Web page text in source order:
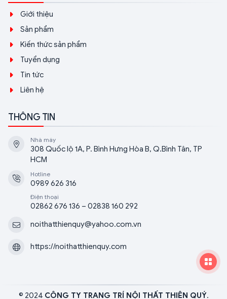
Giới thiệu
Sản phẩm
Kiến thức sản phẩm
Tuyển dụng
Tin tức
Liên hệ
THÔNG TIN
Nhà máy
308 Quốc lộ 1A, P. Bình Hưng Hòa B, Q.Bình Tân, TP
HCM
Hotline
0989 626 316
Điện thoại
02862 676 136 – 02838 160 292
noithatthienquy@yahoo.com.vn
https://noithatthienquy.com
© 2024 CÔNG TY TRANG TRÍ NỘI THẤT THIÊN QUÝ.